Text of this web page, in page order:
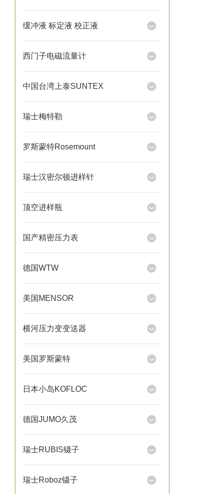
缓冲液 标定液 校正液
西门子电磁流量计
中国台湾上泰SUNTEX
瑞士梅特勒
罗斯蒙特Rosemount
瑞士汉密尔顿进样针
顶空进样瓶
国产精密压力表
德国WTW
美国MENSOR
横河压力变变送器
美国罗斯蒙特
日本小岛KOFLOC
德国JUMO久茂
瑞士RUBIS镊子
瑞士Roboz镊子